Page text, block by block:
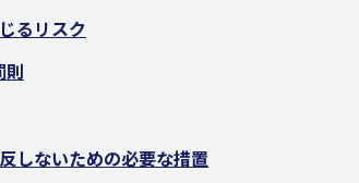
るリスク
則
しないための必要な措置